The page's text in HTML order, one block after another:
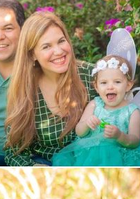
2160 0